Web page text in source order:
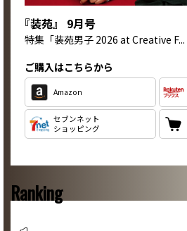
『装苑』 9月号
特集 「装苑男子 2026 at Creative F...
ご購入はこちらから
Amazon
セブンネット
ショッピング
Ranking